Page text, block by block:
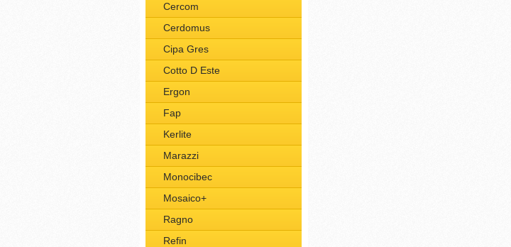
Cercom
Cerdomus
Cipa Gres
Cotto D Este
Ergon
Fap
Kerlite
Marazzi
Monocibec
Mosaico+
Ragno
Refin